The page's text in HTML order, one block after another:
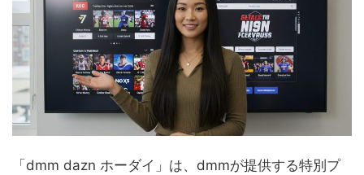
「dmm dazn ホーダイ」は、dmmが提供する特別プ